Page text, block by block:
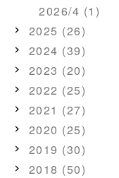
2026/4 (1)
2025 (26)
2024 (39)
2023 (20)
2022 (25)
2021 (27)
2020 (25)
2019 (30)
2018 (50)